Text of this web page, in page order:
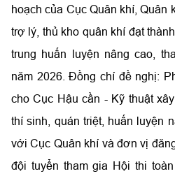
hoạch của Cục Quân khí, Quân
trợ lý, thủ kho quân khí đạt
trung huấn luyện nâng cao,
năm 2026. Đồng chí đề nghị:
cho Cục Hậu cần - Kỹ thuật
thí sinh, quán triệt, huấn luyện
với Cục Quân khí và đơn vị
đội tuyển tham gia Hội thi